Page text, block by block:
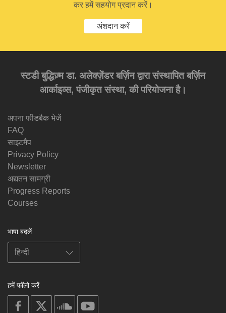
कर हमें सहयोग प्रदान करें।
अंशदान करें
स्टडी बुद्धिज़्म डा. अलेक्ज़ेंडर बर्ज़िन द्वारा संस्थापित बर्ज़िन
आर्काइव्स, पंजीकृत संस्था, की परियोजना है।
अपना फीडबैक भेजें
FAQ
साइटमैप
Privacy Policy
Newsletter
अद्यतन सामग्री
Progress Reports
Courses
भाषा बदलें
हमें फॉलो करें
on
facebook
soundcloud